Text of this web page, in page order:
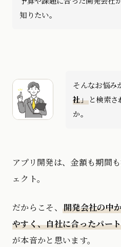
知りたい。
そんなお悩み
社」 と検索
か。
アプリ開発は、金額も期間
ェクト。
だからこそ、 開発会社の中
やすく、自社に合ったパー
が本音かと思います。